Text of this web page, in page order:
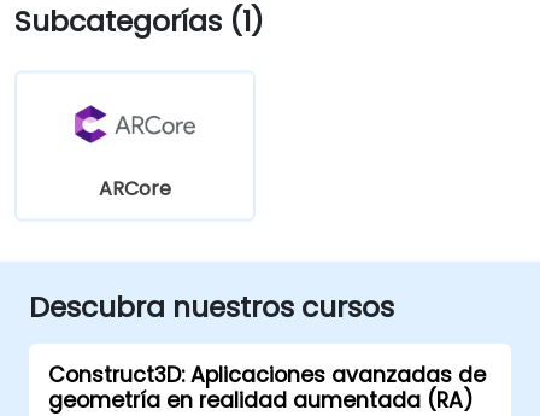
Subcategorías (1)
ARCore
Descubra nuestros cursos
Construct3D: Aplicaciones avanzadas de
geometría en realidad aumentada (RA)